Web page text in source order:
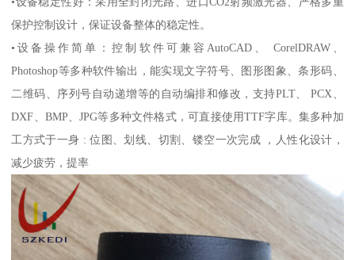
保护控制设计，保证设备整体的稳定性。
•设备操作简单：控制软件可兼容AutoCAD、 CorelDRAW、
Photoshop等多种软件输出，能实现文字符号、图形图象、条形码、
二维码、序列号自动递增等的自动编排和修改，支持PLT、 PCX、
DXF、BMP、JPG等多种文件格式，可直接使用TTF字库。集多种加
工方式于一身 : 位图、划线、切割、镂空一次完成 ，人性化设计，
减少疲劳，提率